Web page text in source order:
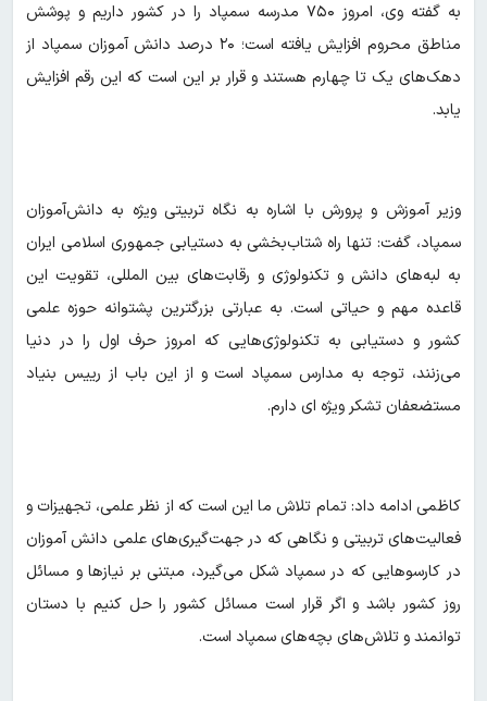
به گفته وی، امروز ۷۵۰ مدرسه سمپاد را در کشور داریم و پوشش
مناطق محروم افزایش یافته است؛ ۲۰ درصد دانش آموزان سمپاد از
دهک‌های یک تا چهارم هستند و قرار بر این است که این رقم افزایش
یابد.
وزیر آموزش و پرورش با اشاره به نگاه تربیتی ویژه به دانش‌آموزان
سمپاد، گفت: تنها راه شتاب‌بخشی به دستیابی جمهوری اسلامی ایران
به لبه‌های دانش و تکنولوژی و رقابت‌های بین المللی، تقویت این
قاعده مهم و حیاتی است. به عبارتی بزرگترین پشتوانه حوزه علمی
کشور و دستیابی به تکنولوژی‌هایی که امروز حرف اول را در دنیا
می‌زنند، توجه به مدارس سمپاد است و از این باب از رییس بنیاد
مستضعفان تشکر ویژه ای دارم.
کاظمی ادامه داد: تمام تلاش ما این است که از نظر علمی، تجهیزات و
فعالیت‌های تربیتی و نگاهی که در جهت‌گیری‌های علمی دانش آموزان
در کارسوهایی که در سمپاد شکل می‌گیرد، مبتنی بر نیازها و مسائل
روز کشور باشد و اگر قرار است مسائل کشور را حل کنیم با دستان
توانمند و تلاش‌های بچه‌های سمپاد است.